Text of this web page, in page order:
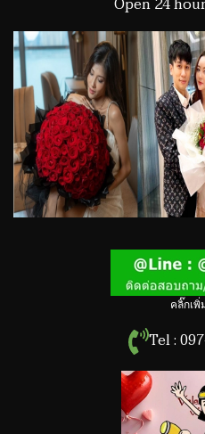
คลิ๊กเพิ่
Tel :